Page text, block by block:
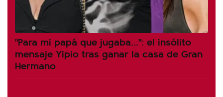
"Para mi papá que jugaba...": el insólito
mensaje Yipio tras ganar la casa de Gran
Hermano